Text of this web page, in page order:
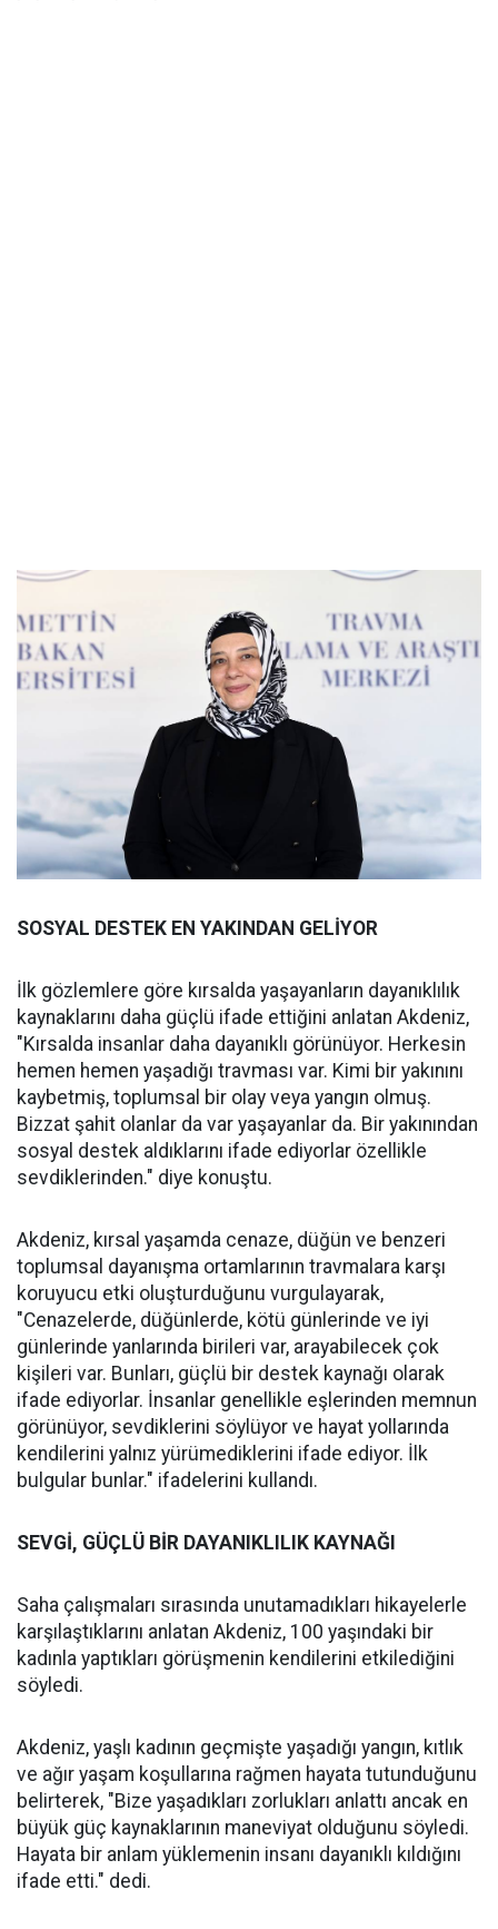
SOSYAL DESTEK EN YAKINDAN GELİYOR
İlk gözlemlere göre kırsalda yaşayanların dayanıklılık
kaynaklarını daha güçlü ifade ettiğini anlatan Akdeniz,
"Kırsalda insanlar daha dayanıklı görünüyor. Herkesin
hemen hemen yaşadığı travması var. Kimi bir yakınını
kaybetmiş, toplumsal bir olay veya yangın olmuş.
Bizzat şahit olanlar da var yaşayanlar da. Bir yakınından
sosyal destek aldıklarını ifade ediyorlar özellikle
sevdiklerinden." diye konuştu.
Akdeniz, kırsal yaşamda cenaze, düğün ve benzeri
toplumsal dayanışma ortamlarının travmalara karşı
koruyucu etki oluşturduğunu vurgulayarak,
"Cenazelerde, düğünlerde, kötü günlerinde ve iyi
günlerinde yanlarında birileri var, arayabilecek çok
kişileri var. Bunları, güçlü bir destek kaynağı olarak
ifade ediyorlar. İnsanlar genellikle eşlerinden memnun
görünüyor, sevdiklerini söylüyor ve hayat yollarında
kendilerini yalnız yürümediklerini ifade ediyor. İlk
bulgular bunlar." ifadelerini kullandı.
SEVGİ, GÜÇLÜ BİR DAYANIKLILIK KAYNAĞI
Saha çalışmaları sırasında unutamadıkları hikayelerle
karşılaştıklarını anlatan Akdeniz, 100 yaşındaki bir
kadınla yaptıkları görüşmenin kendilerini etkilediğini
söyledi.
Akdeniz, yaşlı kadının geçmişte yaşadığı yangın, kıtlık
ve ağır yaşam koşullarına rağmen hayata tutunduğunu
belirterek, "Bize yaşadıkları zorlukları anlattı ancak en
büyük güç kaynaklarının maneviyat olduğunu söyledi.
Hayata bir anlam yüklemenin insanı dayanıklı kıldığını
ifade etti." dedi.